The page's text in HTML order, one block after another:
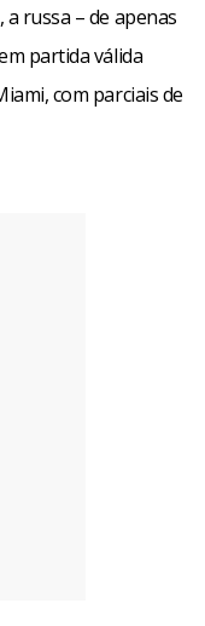
russa – de apenas
partida válida
com parciais de